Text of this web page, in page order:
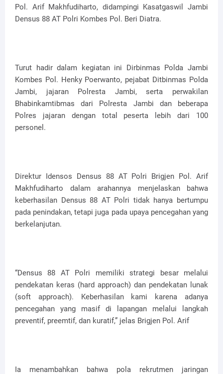
Pol. Arif Makhfudiharto, didampingi Kasatgaswil Jambi
Densus 88 AT Polri Kombes Pol. Beri Diatra.
Turut hadir dalam kegiatan ini Dirbinmas Polda Jambi
Kombes Pol. Henky Poerwanto, pejabat Ditbinmas Polda
Jambi, jajaran Polresta Jambi, serta perwakilan
Bhabinkamtibmas dari Polresta Jambi dan beberapa
Polres jajaran dengan total peserta lebih dari 100
personel.
Direktur Idensos Densus 88 AT Polri Brigjen Pol. Arif
Makhfudiharto dalam arahannya menjelaskan bahwa
keberhasilan Densus 88 AT Polri tidak hanya bertumpu
pada penindakan, tetapi juga pada upaya pencegahan yang
berkelanjutan.
“Densus 88 AT Polri memiliki strategi besar melalui
pendekatan keras (hard approach) dan pendekatan lunak
(soft approach). Keberhasilan kami karena adanya
pencegahan yang masif di lapangan melalui langkah
preventif, preemtif, dan kuratif,” jelas Brigjen Pol. Arif
Ia menambahkan bahwa pola rekrutmen jaringan